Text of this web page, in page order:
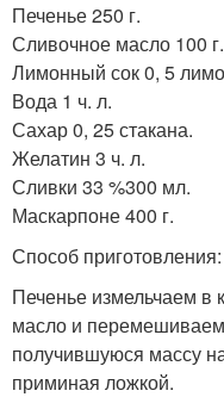
Печенье 250 г.
Сливочное масло 100 г.
Лимонный сок 0, 5
Вода 1 ч. л.
Сахар 0, 25 стакана.
Желатин 3 ч. л.
Сливки 33 %300 мл.
Маскарпоне 400 г.
Способ приготовления:
Печенье измельчаем в
масло и
получившуюся массу
приминая ложкой.